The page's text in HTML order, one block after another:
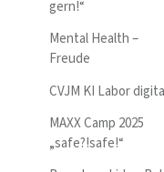
gern!“
Mental Health –
Freude
CVJM KI Labor
MAXX Camp 2025
„safe?!safe!“